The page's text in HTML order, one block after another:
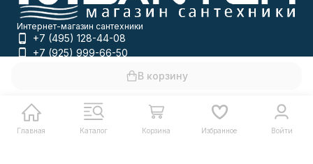
В корзину
Главная Каталог Корзина Избранное Войти
Интернет-магазин сантехники
+7 (495) 128-44-08
+7 (925) 999-66-50
Мы в соцсетях